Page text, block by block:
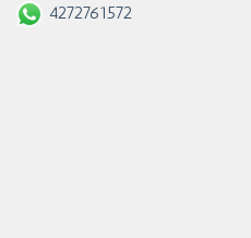
4272761572